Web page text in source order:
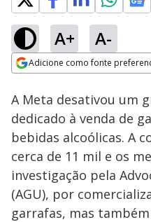
A+ A-
Adicione como fonte
Ativar
A Meta desativou um
dedicado à venda de
bebidas alcoólicas. A
cerca de 11 mil e os
investigação pela
(AGU), por
garrafas, mas